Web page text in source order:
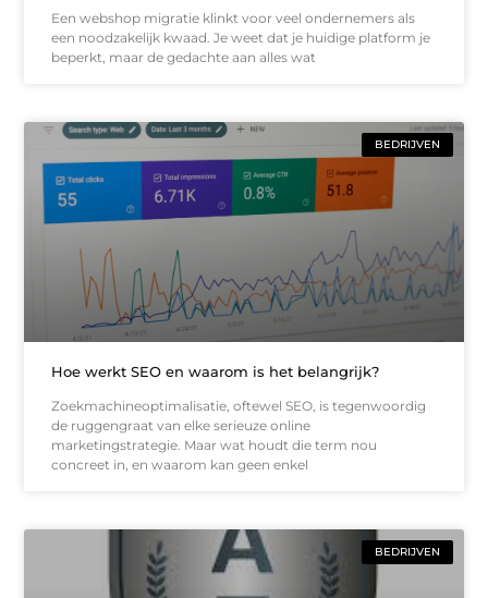
Een webshop migratie klinkt voor veel ondernemers als
een noodzakelijk kwaad. Je weet dat je huidige platform je
beperkt, maar de gedachte aan alles wat
BEDRIJVEN
Hoe werkt SEO en waarom is het belangrijk?
Zoekmachineoptimalisatie, oftewel SEO, is tegenwoordig
de ruggengraat van elke serieuze online
marketingstrategie. Maar wat houdt die term nou
concreet in, en waarom kan geen enkel
BEDRIJVEN